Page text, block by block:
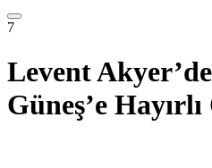
7
Levent
Güneş’e